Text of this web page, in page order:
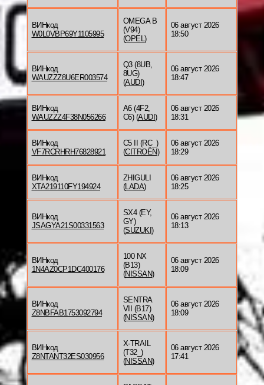
ВИНкод
W0L0VBP69Y1105995
OMEGA B
(V94)
(OPEL )
06 август 2026
18:50
ВИНкод
WAUZZZ8U6ER003574
Q3 (8UB,
8UG)
(AUDI )
06 август 2026
18:47
ВИНкод
WAUZZZ4F38N056266
A6 (4F2,
C6) (AUDI )
06 август 2026
18:31
ВИНкод
VF7RCRHRH76828921
C5 II (RC_)
(CITROËN)
06 август 2026
18:29
ВИНкод
XTA219110FY194924
ZHIGULI
(LADA)
06 август 2026
18:25
ВИНкод
JSAGYA21S00331563
SX4 (EY,
GY)
(SUZUKI )
06 август 2026
18:13
ВИНкод
1N4AZ0CP1DC400176
100 NX
(B13)
(NISSAN)
06 август 2026
18:09
ВИНкод
Z8NBFAB1753092794
SENTRA
VII (B17)
(NISSAN)
06 август 2026
18:09
ВИНкод
Z8NTANT32ES030956
X-TRAIL
(T32_)
(NISSAN)
06 август 2026
17:41